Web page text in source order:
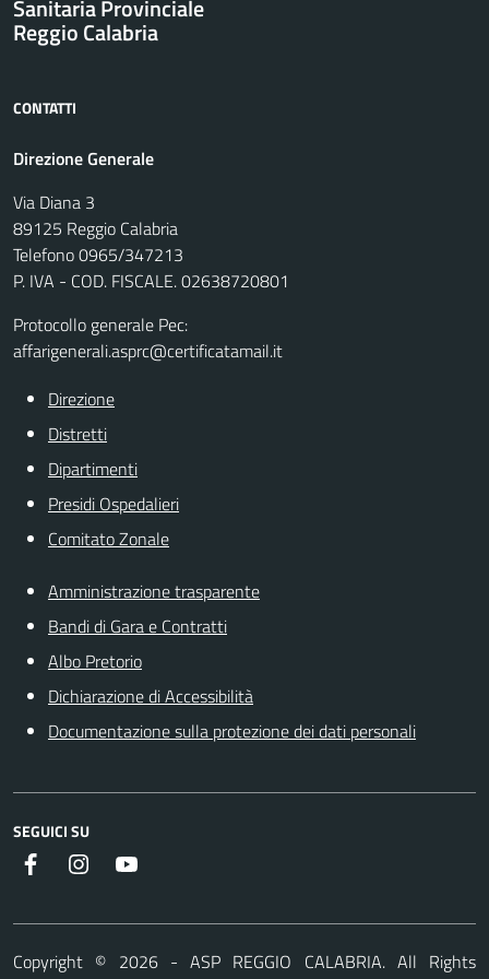
Sanitaria Provinciale
Reggio Calabria
CONTATTI
Direzione Generale
Via Diana 3
89125 Reggio Calabria
Telefono 0965/347213
P. IVA - COD. FISCALE. 02638720801
Protocollo generale Pec:
affarigenerali.asprc@certificatamail.it
Direzione
Distretti
Dipartimenti
Presidi Ospedalieri
Comitato Zonale
Amministrazione trasparente
Bandi di Gara e Contratti
Albo Pretorio
Dichiarazione di Accessibilità
Documentazione sulla protezione dei dati personali
SEGUICI SU
Facebook Instagram
Copyright © 2026 - ASP REGGIO CALABRIA. All Rights